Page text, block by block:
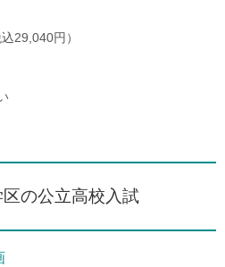
29,040円）
区の公立高校入試